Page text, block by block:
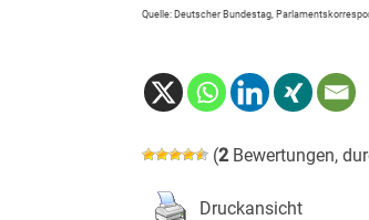
Quelle: Deutscher Bundestag,
(2Bewertungen,
Druckansicht